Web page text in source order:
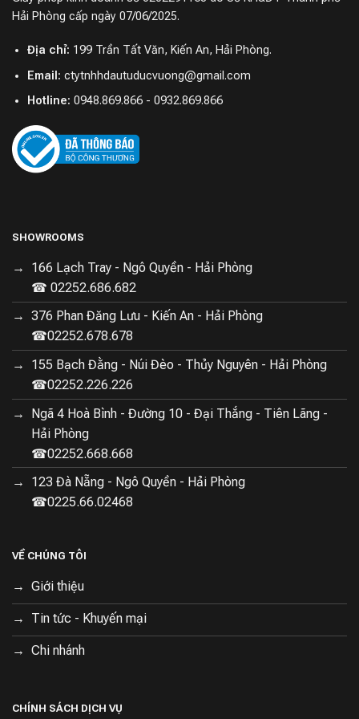
Hải Phòng cấp ngày 07/06/2025.
Địa chỉ: 199 Trần Tất Văn, Kiến An, Hải Phòng.
Email: ctytnhhdautuducvuong@gmail.com
Hotline: 0948.869.866 - 0932.869.866
SHOWROOMS
166 Lạch Tray - Ngô Quyền - Hải Phòng
☎ 02252.686.682
376 Phan Đăng Lưu - Kiến An - Hải Phòng
☎02252.678.678
155 Bạch Đằng - Núi Đèo - Thủy Nguyên - Hải Phòng
☎02252.226.226
Ngã 4 Hoà Bình - Đường 10 - Đại Thắng - Tiên Lãng -
Hải Phòng
☎02252.668.668
123 Đà Nẵng - Ngô Quyền - Hải Phòng
☎0225.66.02468
VỀ CHÚNG TÔI
Giới thiệu
Tin tức - Khuyến mại
Chi nhánh
CHÍNH SÁCH DỊCH VỤ